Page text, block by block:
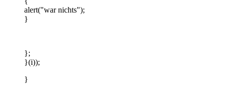
alert("war nichts");
}
};
}(i));
}